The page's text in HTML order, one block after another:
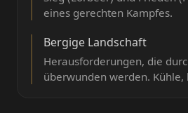
eines gerechten Kampfes.
Bergige Landschaft
Herausforderungen, die
überwunden werden.